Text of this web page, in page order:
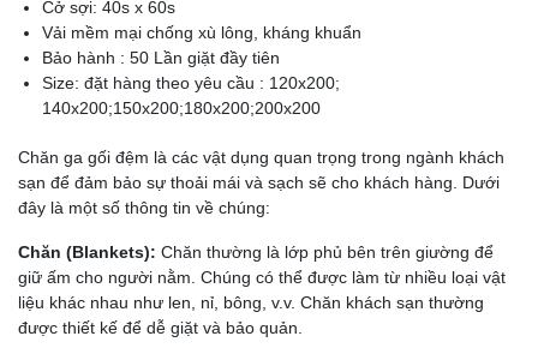
Cở sợi: 40s x 60s
Vải mềm mại chống xù lông, kháng khuẩn
Bảo hành : 50 Lần giặt đầy tiên
Size: đặt hàng theo yêu cầu : 120x200;
140x200;150x200;180x200;200x200
Chăn ga gối đệm là các vật dụng quan trọng trong ngành khách
sạn để đảm bảo sự thoải mái và sạch sẽ cho khách hàng. Dưới
đây là một số thông tin về chúng:
Chăn (Blankets): Chăn thường là lớp phủ bên trên giường để
giữ ấm cho người nằm. Chúng có thể được làm từ nhiều loại vật
liệu khác nhau như len, nỉ, bông, v.v. Chăn khách sạn thường
được thiết kế để dễ giặt và bảo quản.